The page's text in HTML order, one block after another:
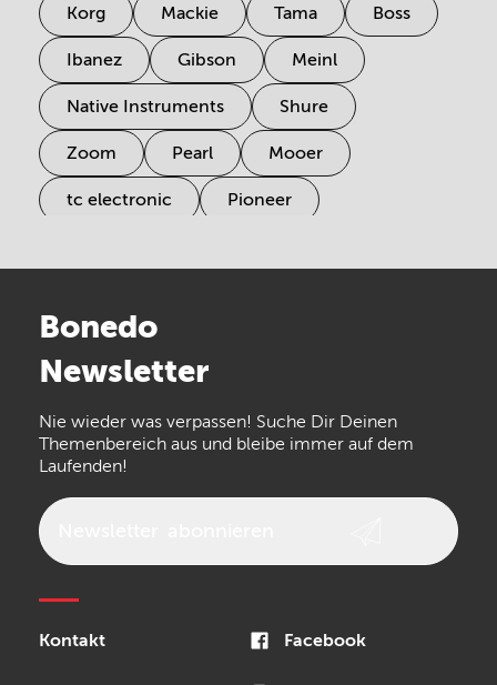
Korg Mackie Tama Boss
Ibanez Gibson Meinl
Native Instruments Shure
Zoom Pearl Mooer
tc electronic Pioneer
Arturia
the t.bone
Walrus Audio Epiphone
Bonedo
Newsletter
Nie wieder was verpassen! Suche Dir Deinen
Themenbereich aus und bleibe immer auf dem
Laufenden!
Kontakt Facebook